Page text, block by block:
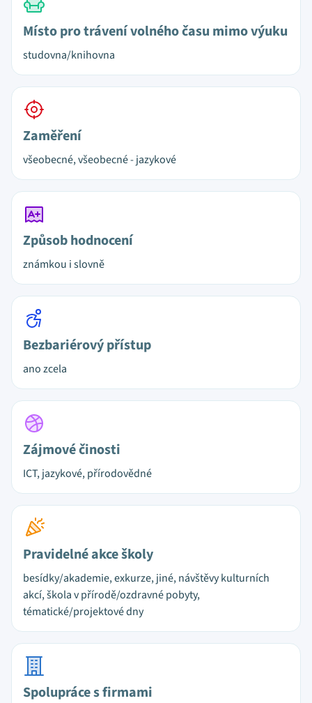
Místo pro trávení volného času mimo výuku
studovna/knihovna
Zaměření
všeobecné, všeobecné - jazykové
Způsob hodnocení
známkou i slovně
Bezbariérový přístup
ano zcela
Zájmové činosti
ICT, jazykové, přírodovědné
Pravidelné akce školy
besídky/akademie, exkurze, jiné, návštěvy kulturních
akcí, škola v přírodě/ozdravné pobyty,
tématické/projektové dny
Spolupráce s firmami